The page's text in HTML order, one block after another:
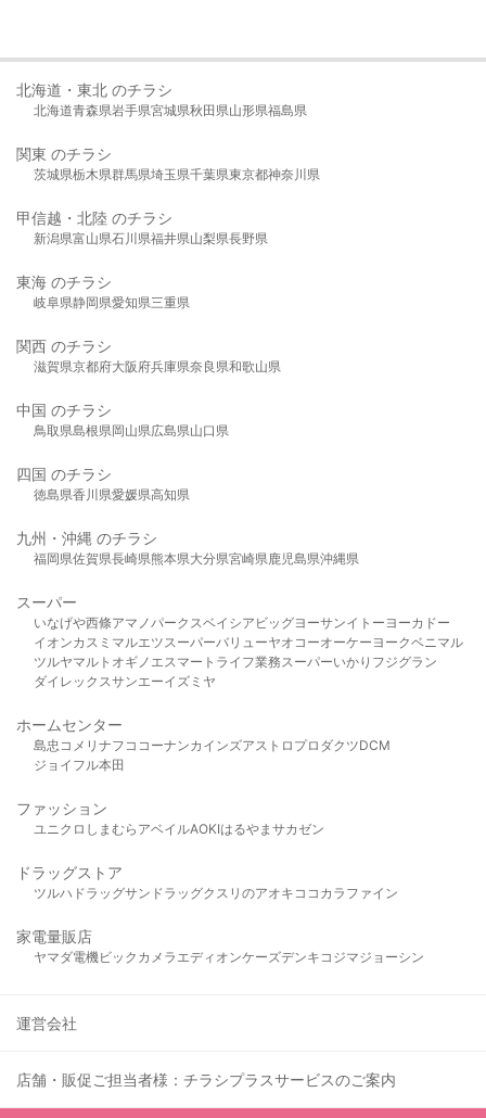
北海道・東北 のチラシ
北海道青森県岩手県宮城県秋田県山形県福島県
関東 のチラシ
茨城県栃木県群馬県埼玉県千葉県東京都神奈川県
甲信越・北陸 のチラシ
新潟県富山県石川県福井県山梨県長野県
東海 のチラシ
岐阜県静岡県愛知県三重県
関西 のチラシ
滋賀県京都府大阪府兵庫県奈良県和歌山県
中国 のチラシ
鳥取県島根県岡山県広島県山口県
四国 のチラシ
徳島県香川県愛媛県高知県
九州・沖縄 のチラシ
福岡県佐賀県長崎県熊本県大分県宮崎県鹿児島県沖縄県
スーパー
いなげや西條アマノパークスベイシア ビッグヨーサンイトーヨーカドー
イオンカスミ マルエツスーパーバリューヤオコーオーケー ヨークベニマル
ツルヤマルト オギノ エスマート ライフ業務スーパーいかり フジグラン
ダイレックスサンエーイズミヤ
ホームセンター
島忠 コメリ ナフコ コーナンカインズアストロプロダクツDCM
ジョイフル本田
ファッション
ユニクロ しまむら アベイルAOKIはるやま サカゼン
ドラッグストア
ツルハドラッグサンドラッグクスリのアオキ ココカラファイン
家電量販店
ヤマダ電機ビックカメラ エディオンケーズデンキ コジマジョーシン
運営会社
店舗・販促ご担当者様：チラシプラスサービスのご案内